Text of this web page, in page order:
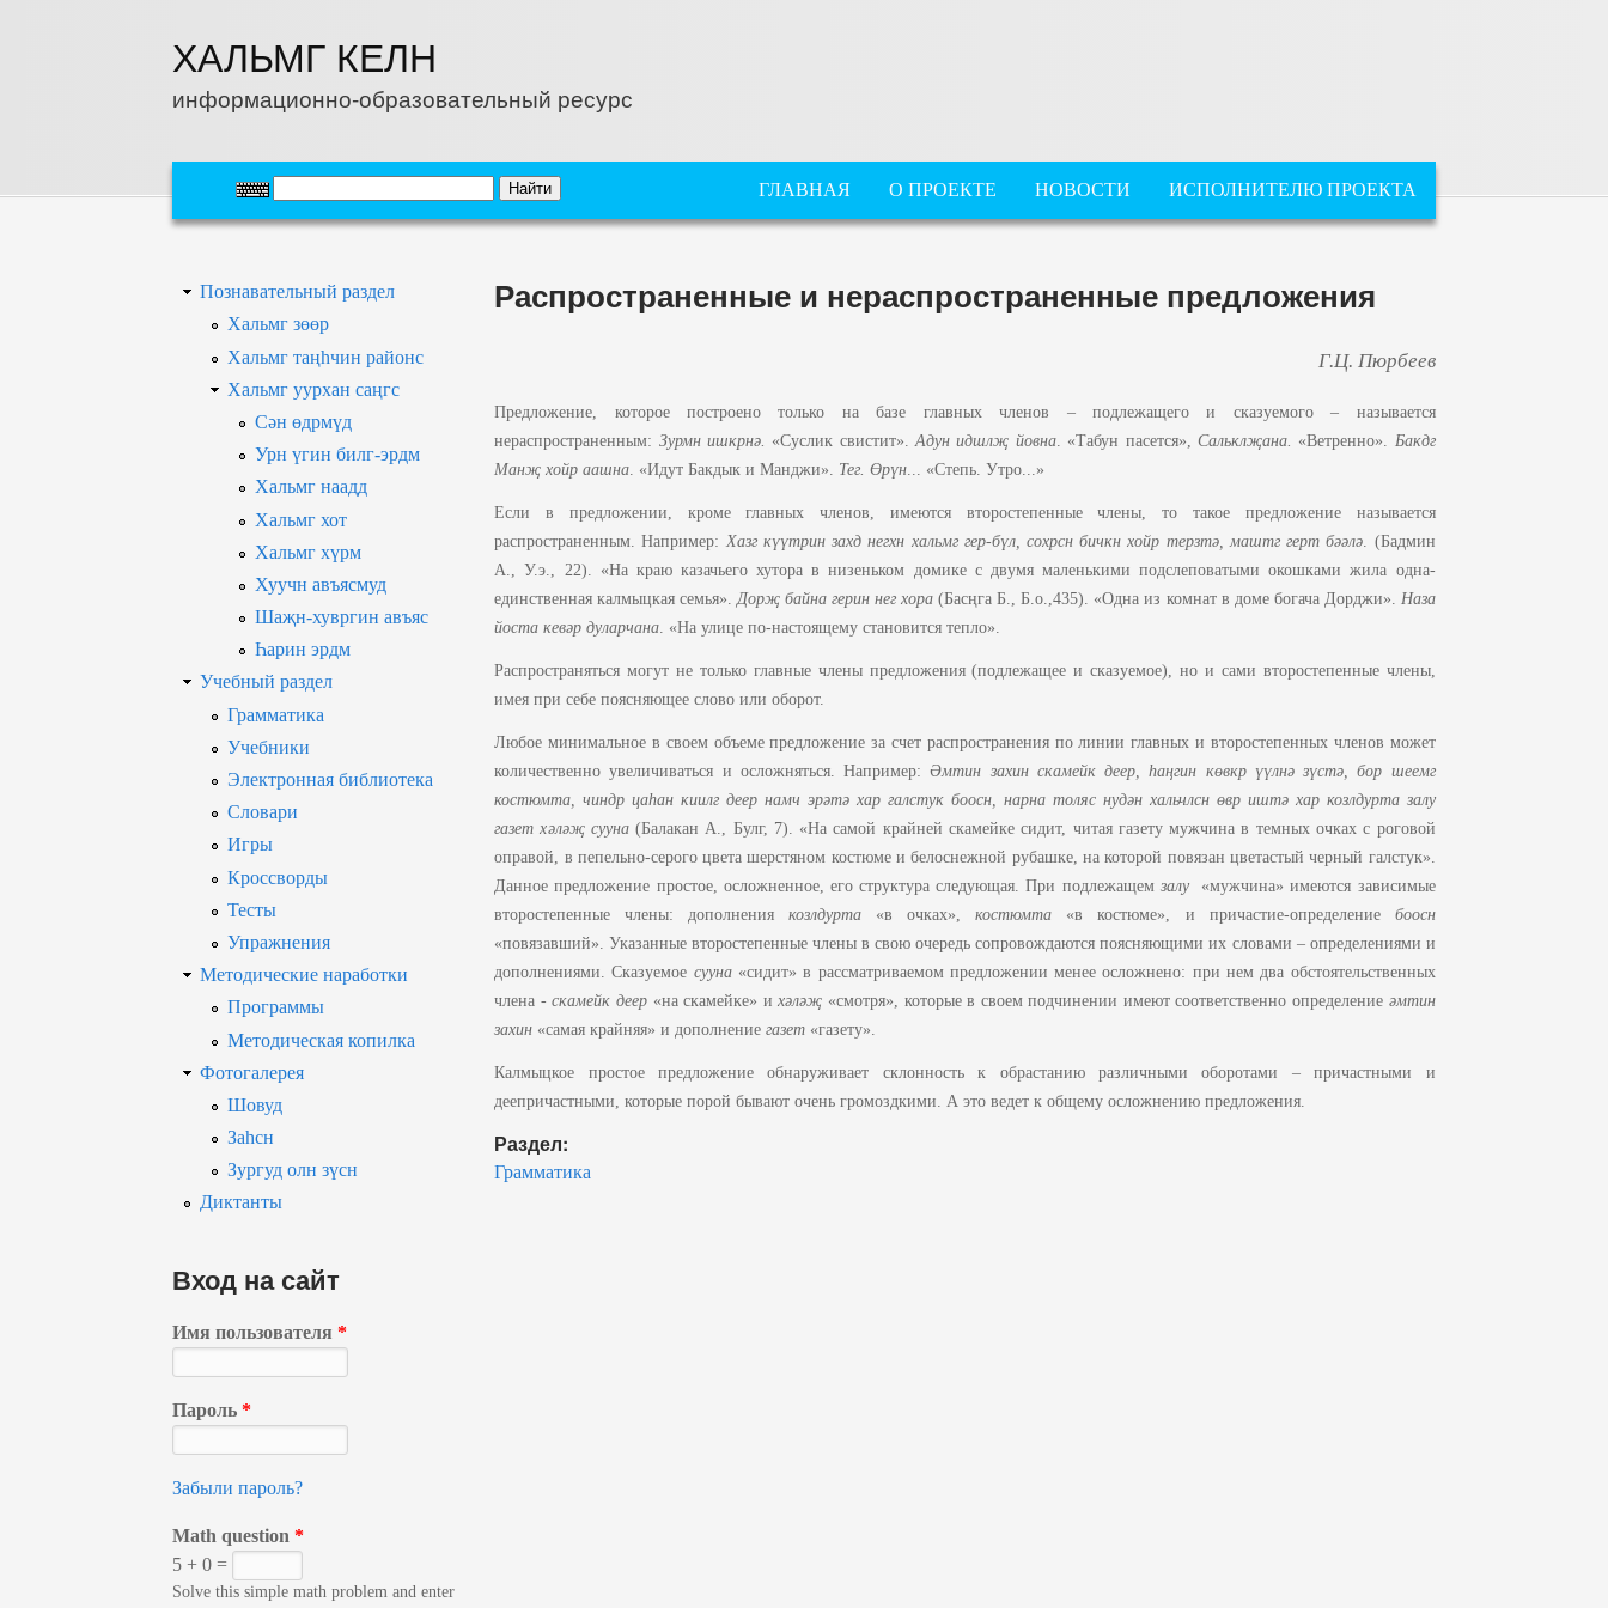
ХАЛЬМГ КЕЛН
информационно-образовательный ресурс
ГЛАВНОЕ МЕНЮ
ГЛАВНАЯ О ПРОЕКТЕ НОВОСТИ ИСПОЛНИТЕЛЮ ПРОЕКТА
Распространенные и нераспространенные предложения
Г.Ц. Пюрбеев
Предложение, которое построено только на базе главных членов – подлежащего и сказуемого – называется
нераспространенным: Зурмн ишкрнә. «Суслик свистит».Адун идшлҗ йовна. «Табун пасется», Сальклҗана. «Ветренно». Бакдг
Манҗ хойр аашна. «Идут Бакдык и Манджи». Тег.Өрүн... «Степь. Утро...»
Если в предложении, кроме главных членов, имеются второстепенные члены, то такое предложение называется
распространенным. Например:Хазг күүтрин захд негхн хальмг гер-бүл, сохрсн бичкн хойр терзтә, маштг герт бәәлә. (Бадмин
А., У.э., 22). «На краю казачьего хутора в низеньком домике с двумя маленькими подслеповатыми окошками жила одна-
единственная калмыцкая семья».Дорҗ байна герин нег хора (Басңга Б., Б.о.,435). «Одна из комнат в доме богача Дорджи». Hаза
йоста кевәр дуларчана. «На улице по-настоящему становится тепло».
Распространяться могут не только главные члены предложения (подлежащее и сказуемое), но и сами второстепенные члены,
имея при себе поясняющее слово или оборот.
Любое минимальное в своем объеме предложение за счет распространения по линии главных и второстепенных членов может
количественно увеличиваться и осложняться. Например:Әмтин захин скамейк деер,hаңгин көвкр үүлнәзүстә, бор шеемг
костюмта, чиндр цаhан киилг деер намч эрәтә хар галстук боосн, нарна толяс нудән хальчлсн өвр иштәхар козлдурта залу
газет хәләҗсууна(Балакан A., Булг, 7). «На самой крайней скамейке сидит, читая газету мужчина в темных очках с роговой
оправой, в пепельно-серого цвета шерстяном костюме и белоснежной рубашке, на которой повязан цветастый черный галстук».
Данное предложение простое, осложненное, его структура следующая. При подлежащем залу«мужчина» имеются зависимые
второстепенные члены: дополнениякозлдурта «в очках»,костюмта «в костюме», и причастие-определение боосн
«повязавший». Указанные второстепенные члены в свою очередь сопровождаются поясняющими их словами – определениями и
дополнениями. Сказуемое сууна «сидит» в рассматриваемом предложении менее осложнено: при нем два обстоятельственных
члена -скамейк деер«на скамейке» ихәләҗ «смотря», которые в своем подчинении имеют соответственно определение әмтин
захин «самая крайняя» и дополнениегазет «газету».
Калмыцкое простое предложение обнаруживает склонность к обрастанию различными оборотами – причастными и
деепричастными, которые порой бывают очень громоздкими. А это ведет к общему осложнению предложения.
Раздел:
Грамматика
Познавательный раздел
Хальмг зөөр
Хальмг таңһчин районс
Хальмг уурхан саңгс
Сән өдрмүд
Урн үгин билг-эрдм
Хальмг наадд
Хальмг хот
Хальмг хүрм
Хуучн авъясмуд
Шаҗн-хувргин авъяс
Һарин эрдм
Учебный раздел
Грамматика
Учебники
Электронная библиотека
Словари
Игры
Кроссворды
Тесты
Упражнения
Методические наработки
Программы
Методическая копилка
Фотогалерея
Шовуд
Заһсн
Зургуд олн зүсн
Диктанты
Вход на сайт
Имя пользователя *
Пароль *
Забыли пароль?
Math question *
5 + 0 =
Solve this simple math problem and enter